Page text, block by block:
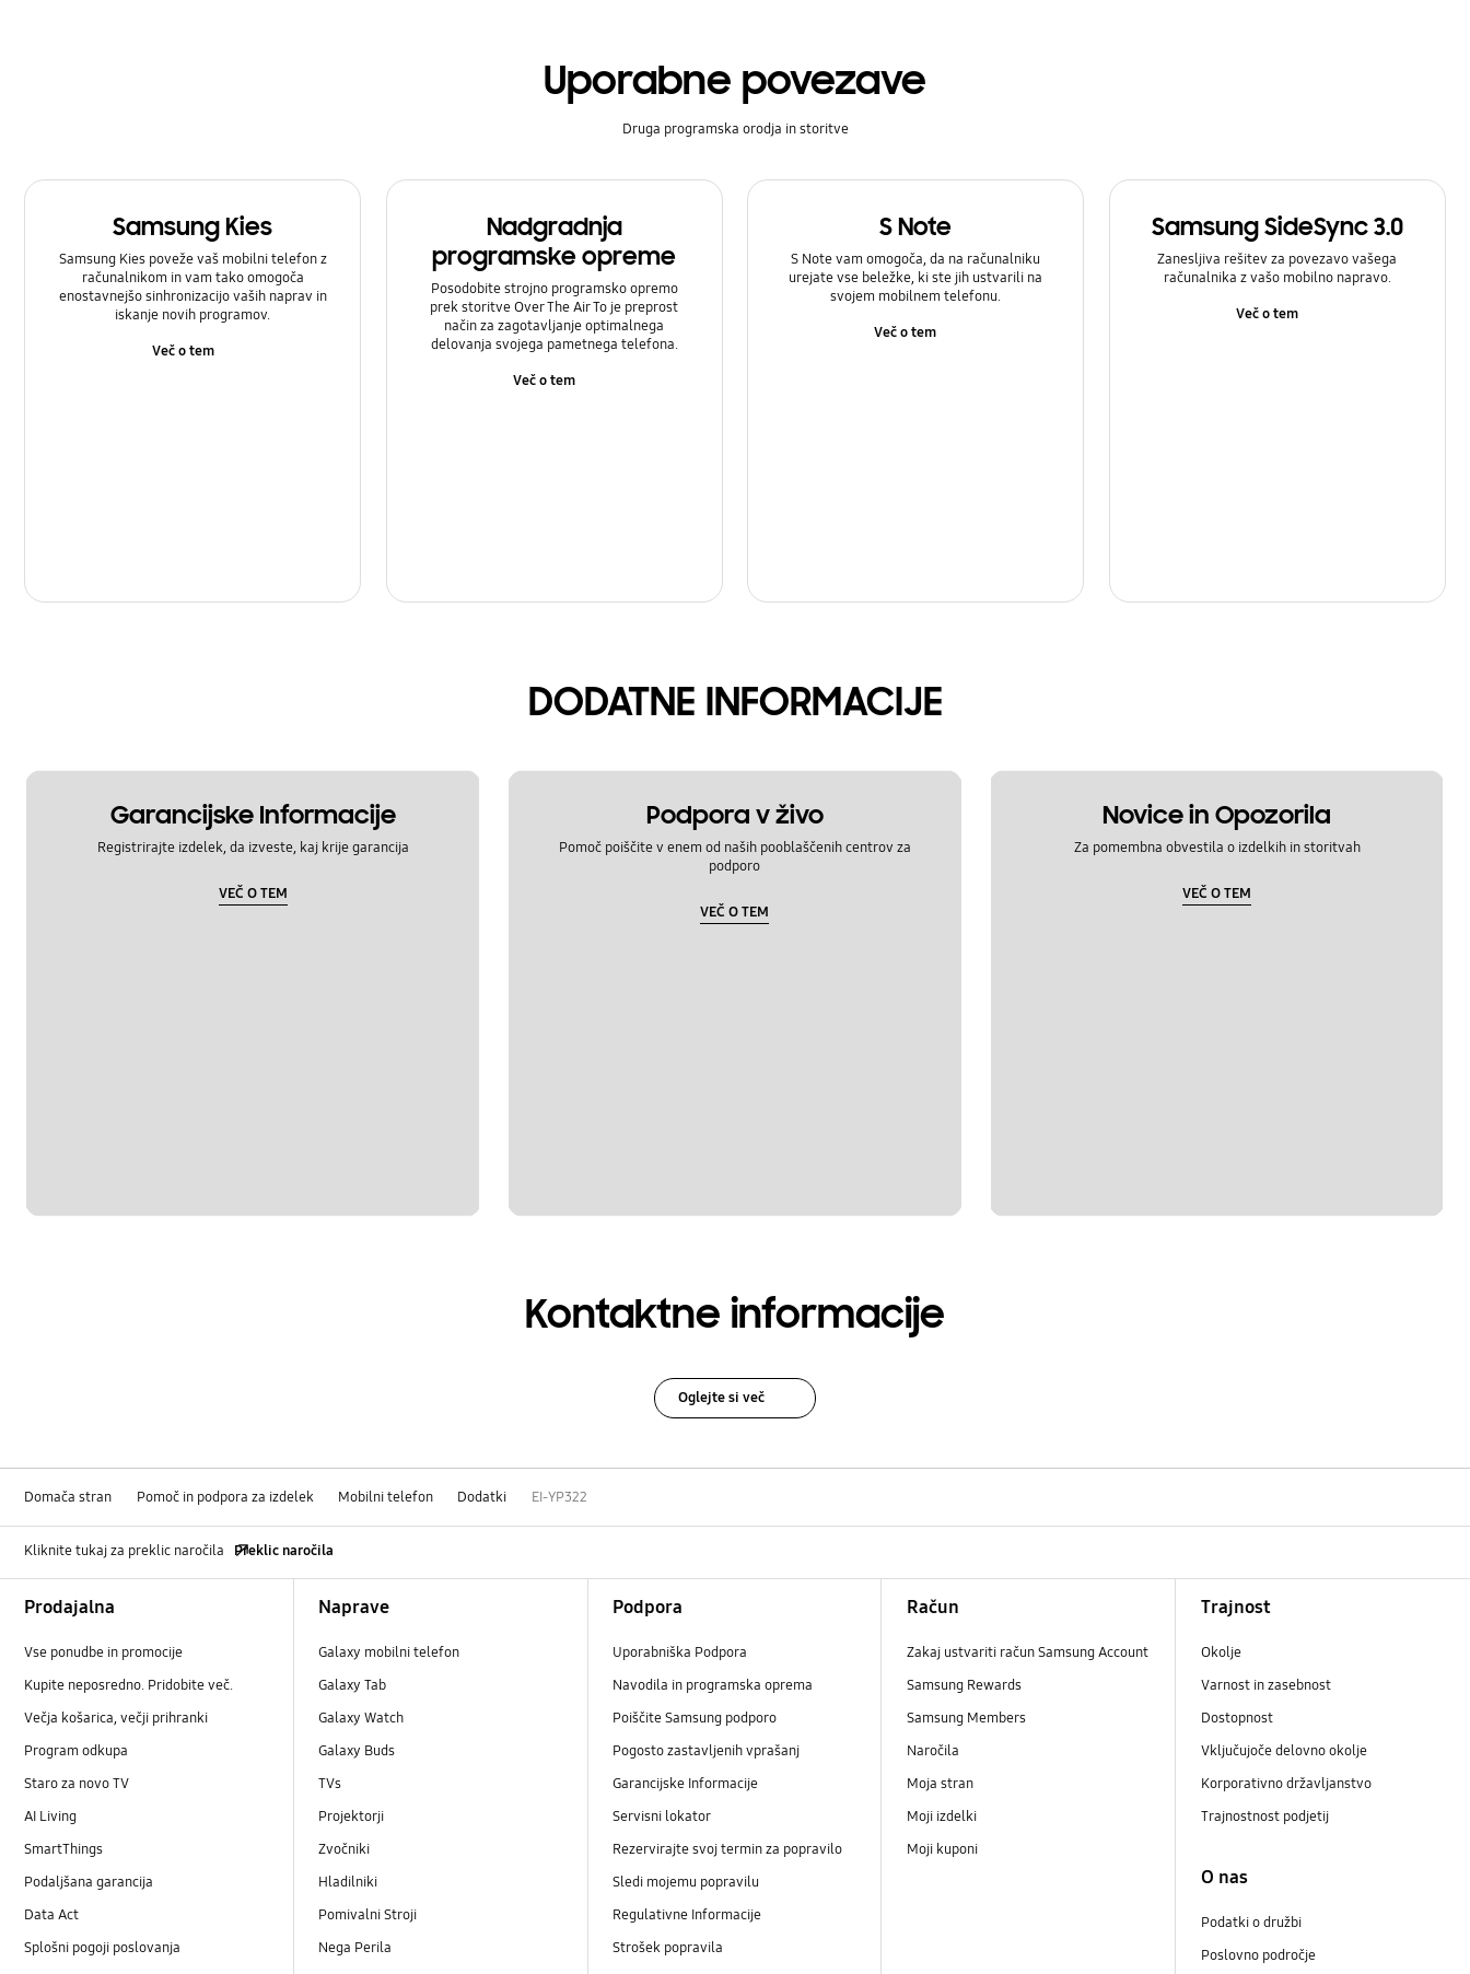
Uporabne povezave
Druga programska orodja in storitve
Samsung Kies
Samsung Kies poveže vaš mobilni telefon z
računalnikom in vam tako omogoča
enostavnejšo sinhronizacijo vaših naprav in
iskanje novih programov.
Več o tem
Nadgradnja
programske opreme
Posodobite strojno programsko opremo
prek storitve Over The Air To je preprost
način za zagotavljanje optimalnega
delovanja svojega pametnega telefona.
Več o tem
S Note
S Note vam omogoča, da na računalniku
urejate vse beležke, ki ste jih ustvarili na
svojem mobilnem telefonu.
Več o tem
Samsung SideSync 3.0
Zanesljiva rešitev za povezavo vašega
računalnika z vašo mobilno napravo.
Več o tem
DODATNE INFORMACIJE
Garancijske Informacije
Registrirajte izdelek, da izveste, kaj krije garancija
VEČ O TEM
Podpora v živo
Pomoč poiščite v enem od naših pooblaščenih centrov za
podporo
VEČ O TEM
Novice in Opozorila
Za pomembna obvestila o izdelkih in storitvah
VEČ O TEM
Kontaktne informacije
Oglejte si več
Domača stran Pomoč in podpora za izdelek Mobilni telefon Dodatki EI-YP322
Kliknite tukaj za preklic naročila Preklic naročila
Prodajalna
Vse ponudbe in promocije
Kupite neposredno. Pridobite več.
Večja košarica, večji prihranki
Program odkupa
Staro za novo TV
AI Living
SmartThings
Podaljšana garancija
Data Act
Splošni pogoji poslovanja
Naprave
Galaxy mobilni telefon
Galaxy Tab
Galaxy Watch
Galaxy Buds
TVs
Projektorji
Zvočniki
Hladilniki
Pomivalni Stroji
Nega Perila
Podpora
Uporabniška Podpora
Navodila in programska oprema
Poiščite Samsung podporo
Pogosto zastavljenih vprašanj
Garancijske Informacije
Servisni lokator
Rezervirajte svoj termin za popravilo
Sledi mojemu popravilu
Regulativne Informacije
Strošek popravila
Račun
Zakaj ustvariti račun Samsung Account
Samsung Rewards
Samsung Members
Naročila
Moja stran
Moji izdelki
Moji kuponi
Trajnost
Okolje
Varnost in zasebnost
Dostopnost
Vključujoče delovno okolje
Korporativno državljanstvo
Trajnostnost podjetij
O nas
Podatki o družbi
Poslovno področje